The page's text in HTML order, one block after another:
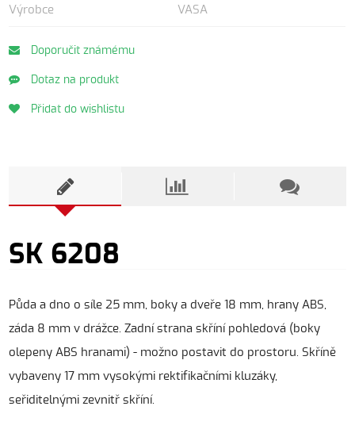
Výrobce VASA
Doporučit známému
Dotaz na produkt
Přidat do wishlistu
SK 6208
Půda a dno o síle 25 mm, boky a dveře 18 mm, hrany ABS,
záda 8 mm v drážce. Zadní strana skříní pohledová (boky
olepeny ABS hranami) - možno postavit do prostoru. Skříně
vybaveny 17 mm vysokými rektifikačními kluzáky,
seřiditelnými zevnitř skříní.